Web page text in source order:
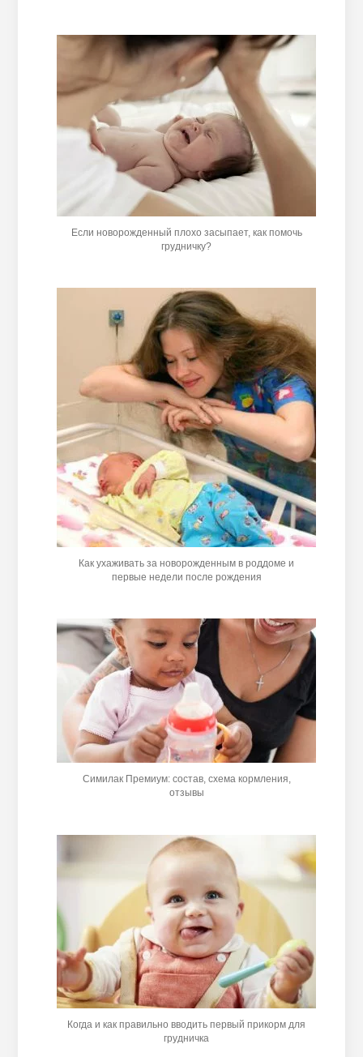
Если новорожденный плохо засыпает, как помочь
грудничку?
Как ухаживать за новорожденным в роддоме и
первые недели после рождения
Симилак Премиум: состав, схема кормления,
отзывы
Когда и как правильно вводить первый прикорм для
грудничка